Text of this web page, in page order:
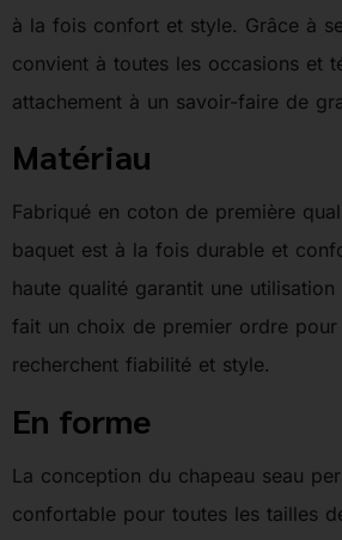
à la fois confort et style. Grâce à
convient à toutes les occasions et
attachement à un savoir-faire de
Matériau
Fabriqué en coton de première
baquet est à la fois durable et
haute qualité garantit une
fait un choix de premier ordre pour
recherchent fiabilité et style.
En forme
La conception du chapeau seau
confortable pour toutes les tailles